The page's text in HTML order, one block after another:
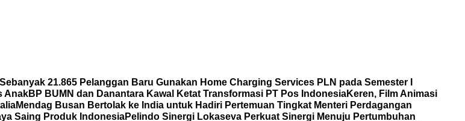
Sebanyak 21.865 Pelanggan Baru Gunakan Home Charging Services PLN pada Semester I
AnakBP BUMN dan Danantara Kawal Ketat Transformasi PT Pos IndonesiaKeren, Film Animasi
Mendag Busan Bertolak ke India untuk Hadiri Pertemuan Tingkat Menteri Perdagangan
Saing Produk IndonesiaPelindo Sinergi Lokaseva Perkuat Sinergi Menuju Pertumbuhan